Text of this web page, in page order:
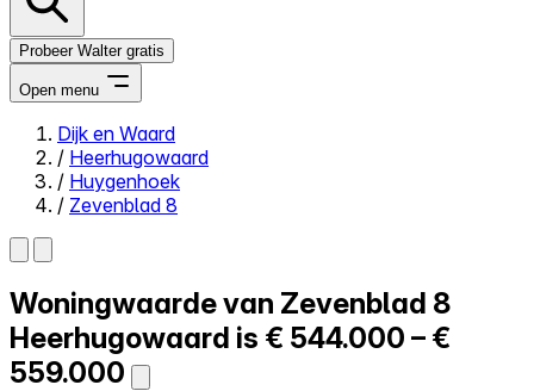
Probeer Walter gratis
Open menu
Close menu
Zelf kopen
Alles-in-één
Reviews
Prijzen
Dijk en Waard
/ Heerhugowaard
/ Huygenhoek
/ Zevenblad 8
Woningwaarde van Zevenblad 8
Heerhugowaard is € 544.000 – €
559.000